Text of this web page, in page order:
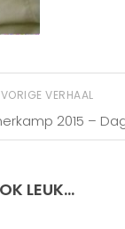
VORIGE VERHAAL
2015 –
LEUK...